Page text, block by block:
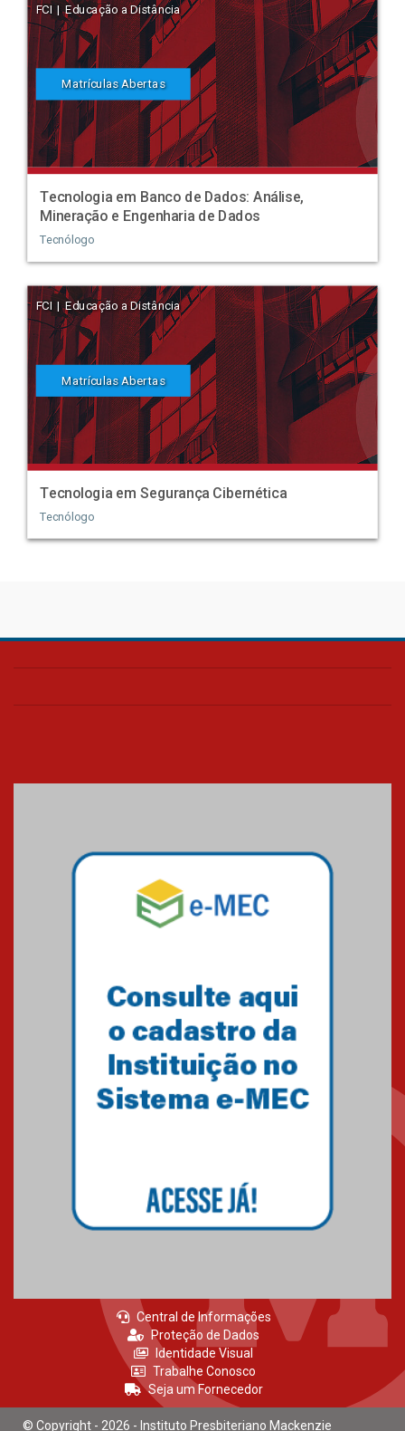
FCI | Educação a Distância
Matrículas Abertas
Tecnologia em Banco de Dados: Análise,
Mineração e Engenharia de Dados
Tecnólogo
FCI | Educação a Distância
Matrículas Abertas
Tecnologia em Segurança Cibernética
Tecnólogo
Central de Informações
Proteção de Dados
Identidade Visual
Trabalhe Conosco
Seja um Fornecedor
© Copyright - 2026 - Instituto Presbiteriano Mackenzie